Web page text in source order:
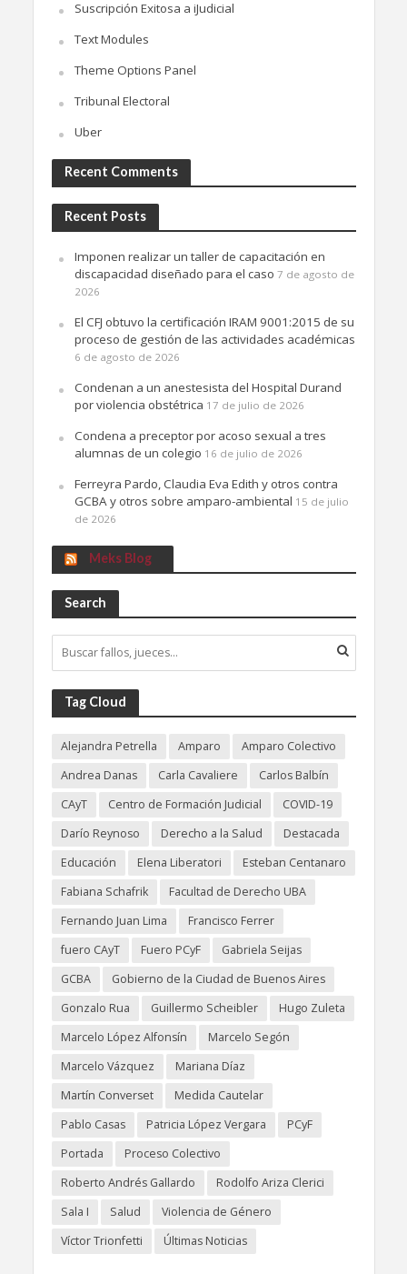
Suscripción Exitosa a iJudicial
Text Modules
Theme Options Panel
Tribunal Electoral
Uber
Recent Comments
Recent Posts
Imponen realizar un taller de capacitación en
discapacidad diseñado para el caso 7 de agosto de
2026
El CFJ obtuvo la certificación IRAM 9001:2015 de su
proceso de gestión de las actividades académicas
6 de agosto de 2026
Condenan a un anestesista del Hospital Durand
por violencia obstétrica 17 de julio de 2026
Condena a preceptor por acoso sexual a tres
alumnas de un colegio 16 de julio de 2026
Ferreyra Pardo, Claudia Eva Edith y otros contra
GCBA y otros sobre amparo-ambiental 15 de julio
de 2026
Meks Blog
Search
Tag Cloud
Alejandra Petrella Amparo
Amparo Colectivo
Andrea Danas
Carla Cavaliere
Carlos Balbín
CAyT
Centro de Formación Judicial
COVID-19
Darío Reynoso
Derecho a la Salud
Destacada
Educación
Elena Liberatori
Esteban Centanaro
Fabiana Schafrik
Facultad de Derecho UBA
Fernando Juan Lima
Francisco Ferrer
fuero CAyT
Fuero PCyF
Gabriela Seijas
GCBA
Gobierno de la Ciudad de Buenos Aires
Gonzalo Rua
Guillermo Scheibler
Hugo Zuleta
Marcelo López Alfonsín
Marcelo Segón
Marcelo Vázquez
Mariana Díaz
Martín Converset
Medida Cautelar
Pablo Casas
Patricia López Vergara
PCyF
Portada
Proceso Colectivo
Roberto Andrés Gallardo
Rodolfo Ariza Clerici
Sala I
Salud
Violencia de Género
Víctor Trionfetti
Últimas Noticias